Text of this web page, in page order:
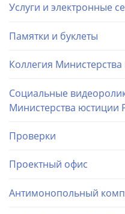
Услуги и электронные
Памятки и буклеты
Коллегия
Социальные
Министерства юстиции
Проверки
Проектный офис
Антимонопольный